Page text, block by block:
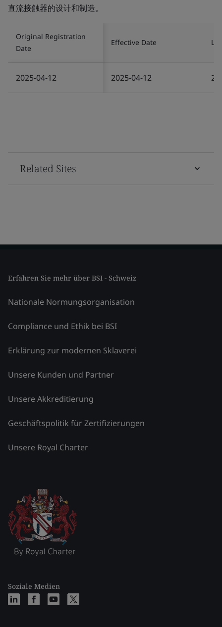
直流接触器的设计和制造。
Original Registration
Date
Effective Date
2025-04-12 2025-04-12
Related Sites
Erfahren Sie mehr über BSI - Schweiz
Nationale Normungsorganisation
Compliance und Ethik bei BSI
Erklärung zur modernen Sklaverei
Unsere Kunden und Partner
Unsere Akkreditierung
Geschäftspolitik für Zertifizierungen
Unsere Royal Charter
Soziale Medien